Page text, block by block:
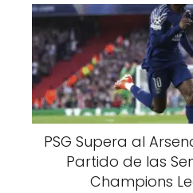
PSG Supera al
Partido de las
Champions